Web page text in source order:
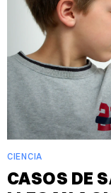
CIENCIA
CASOS DE